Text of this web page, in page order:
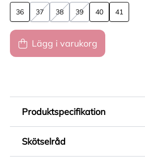
36 37 38 39 40 41
Lägg i varukorg
Produktspecifikation
242333026
Färg
Skötselråd